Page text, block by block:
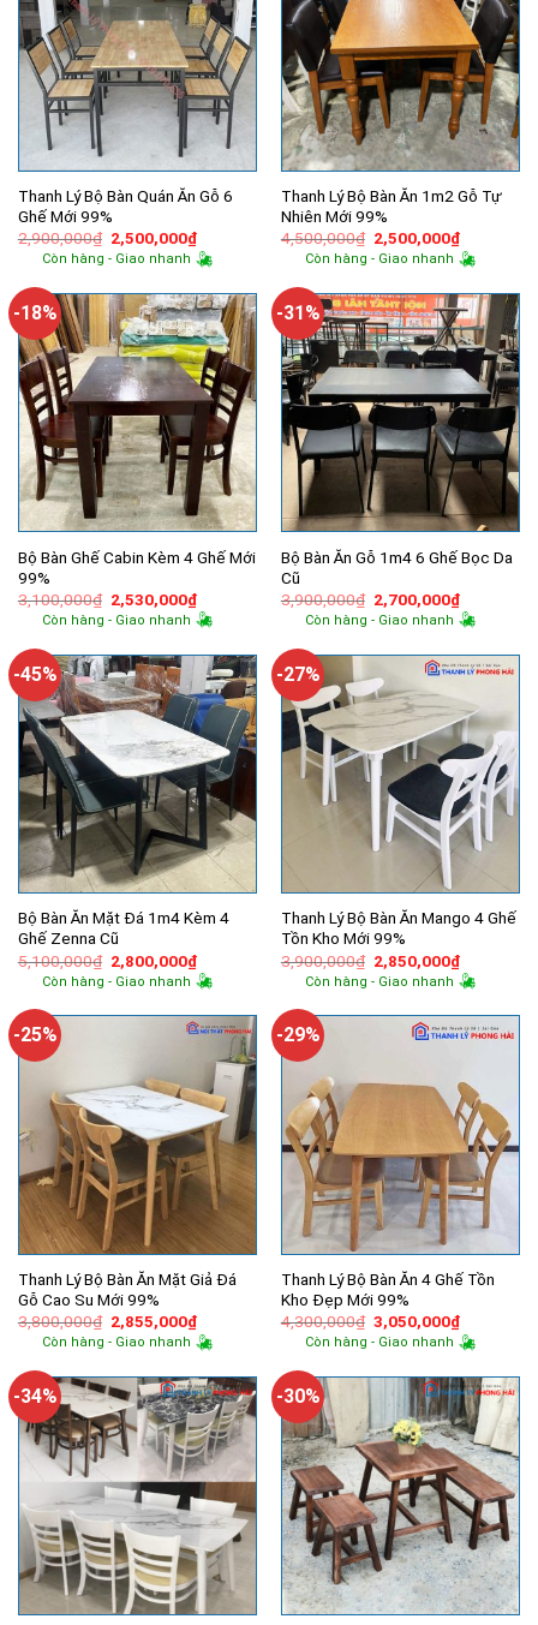
Thanh Lý Bộ Bàn Quán Ăn Gỗ 6
Ghế Mới 99%
2,900,000₫ Giá
gốc
là:
2,500,000₫Giá
hiện
tại
2,500,000₫.
Còn hàng - Giao nhanh
Thanh Lý Bộ Bàn Ăn 1m2 Gỗ Tự
Nhiên Mới 99%
4,500,000₫ Giá
gốc
là:
2,500,000₫Giá
hiện
tại
Còn hàng - Giao nhanh
-18%
Bộ Bàn Ghế Cabin Kèm 4 Ghế Mới
99%
3,100,000₫ Giá
gốc
là:
2,530,000₫Giá
hiện
tại
2,530,000₫.
Còn hàng - Giao nhanh
-31%
Bộ Bàn Ăn Gỗ 1m4 6 Ghế Bọc Da
Cũ
3,900,000₫ Giá
gốc
là:
2,700,000₫Giá
hiện
tại
Còn hàng - Giao nhanh
-45%
Bộ Bàn Ăn Mặt Đá 1m4 Kèm 4
Ghế Zenna Cũ
5,100,000₫ Giá
gốc
là:
2,800,000₫Giá
hiện
tại
2,800,000₫.
Còn hàng - Giao nhanh
-27%
Thanh Lý Bộ Bàn Ăn Mango 4 Ghế
Tồn Kho Mới 99%
3,900,000₫ Giá
gốc
là:
2,850,000₫Giá
hiện
tại
Còn hàng - Giao nhanh
-25%
Thanh Lý Bộ Bàn Ăn Mặt Giả Đá
Gỗ Cao Su Mới 99%
3,800,000₫ Giá
gốc
là:
2,855,000₫Giá
hiện
tại
2,855,000₫.
Còn hàng - Giao nhanh
-29%
Thanh Lý Bộ Bàn Ăn 4 Ghế Tồn
Kho Đẹp Mới 99%
4,300,000₫ Giá
gốc
là:
3,050,000₫Giá
hiện
tại
Còn hàng - Giao nhanh
-34% -30%